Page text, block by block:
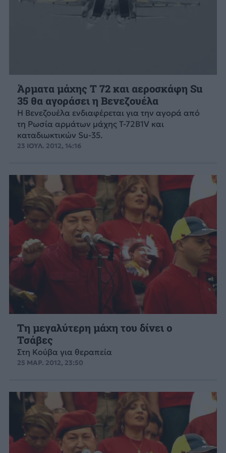
Άρματα μάχης Τ 72 και αεροσκάφη Su
35 θα αγοράσει η Βενεζουέλα
Η Βενεζουέλα ενδιαφέρεται για την αγορά από
τη Ρωσία αρμάτων μάχης T-72B1V και
καταδιωκτικών Su-35.
23 ΙΟΥΛ. 2012, 14:16
Τη μεγαλύτερη μάχη του δίνει ο
Τσάβες
Στη Κούβα για θεραπεία
25 ΜΑΡ. 2012, 23:50